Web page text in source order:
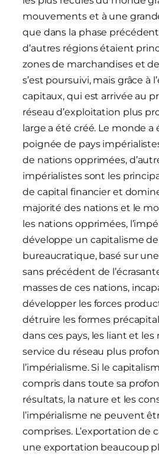
mouvements et à une
que dans la phase
d’autres régions étaient
zones de marchandises et
s’est poursuivi, mais grâce à
capitaux, qui est arrivée au
réseau d’exploitation plus
large a été créé. Le monde a
poignée de pays
de nations opprimées,
impérialistes sont les
de capital financier et
majorité des nations et le
les nations opprimées,
développe un capitalisme
bureaucratique, basé sur
sans précédent de
masses de ces nations,
développer les forces
détruire les formes
dans ces pays, les liant et
service du réseau plus
l’impérialisme. Si le
compris dans toute sa
résultats, la nature et les
l’impérialisme ne peuvent
comprises. L’exportation de
une exportation beaucoup